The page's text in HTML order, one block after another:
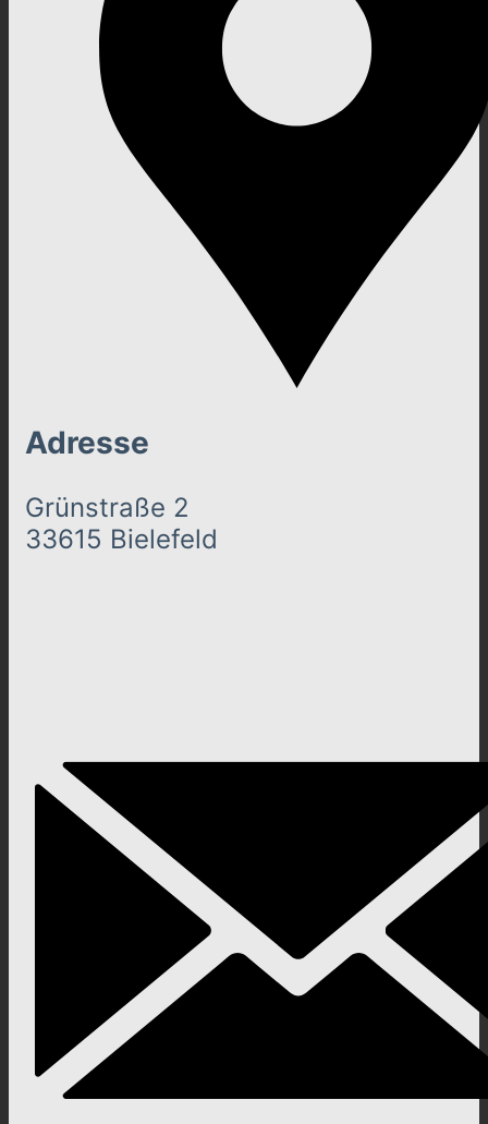
Adresse
Grünstraße 2
33615 Bielefeld